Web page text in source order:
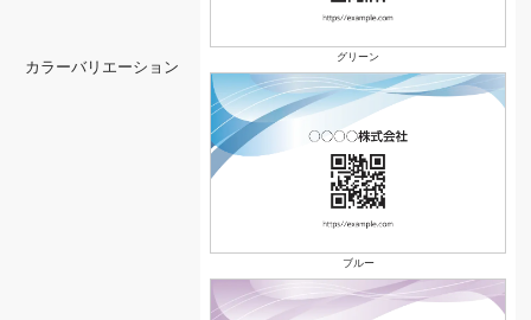
カラーバリエーション
グリーン
ブルー